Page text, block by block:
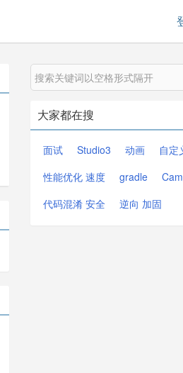
大家都在搜
面试 Studio3 动画
自定
性能优化 速度
gradle
代码混淆 安全
逆向 加固